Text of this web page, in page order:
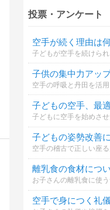
投票・アンケート
空手が続く理由は
子供の集中力アッ
子どもの空手、最
子どもに空手を始めさ
子どもの姿勢改善
空手の稽古で正しい座
離乳食の食材につ
空手で身につく礼